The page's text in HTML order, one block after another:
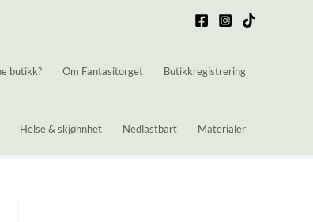
butikk? Om Fantasitorget Butikkregistrering
Helse & skjønnhet Nedlastbart Materialer